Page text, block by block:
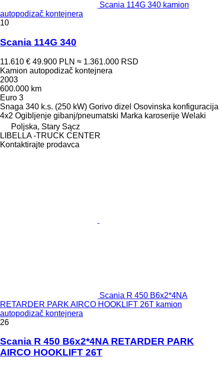
Scania 114G 340 kamion
autopodizač kontejnera
10
Scania 114G 340
11.610 € 49.900 PLN ≈ 1.361.000 RSD
Kamion autopodizač kontejnera
2003
600.000 km
Euro 3
Snaga 340 k.s. (250 kW) Gorivo dizel Osovinska konfiguracija
4x2 Ogibljenje gibanj/pneumatski Marka karoserije Welaki
Poljska, Stary Sącz
LIBELLA -TRUCK CENTER
Kontaktirajte prodavca
Scania R 450 B6x2*4NA
RETARDER PARK AIRCO HOOKLIFT 26T kamion
autopodizač kontejnera
26
Scania R 450 B6x2*4NA RETARDER PARK
AIRCO HOOKLIFT 26T